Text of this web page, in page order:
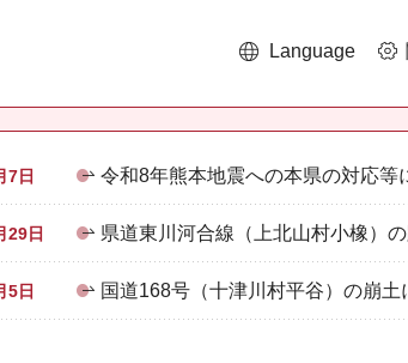
Language
7日 令和8年熊本地震への本県の対応等
29日 県道東川河合線（上北山村小橡）
5日 国道168号（十津川村平谷）の崩